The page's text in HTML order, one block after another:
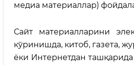
медиа материаллар)
Сайт материалларини
кўринишда, китоб, газета,
ёки Интернетдан